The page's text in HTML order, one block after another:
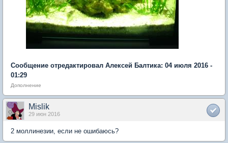
Сообщение отредактировал Алексей Балтика: 04 июля 2016 -
01:29
Дополнение
Mislik
29 июн 2016
2 моллинезии, если не ошибаюсь?